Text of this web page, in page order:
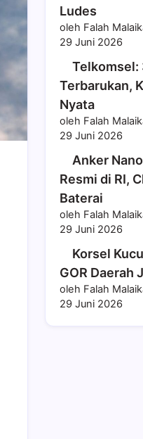
Ludes
oleh Falah
29 Juni 2026
Telkomsel:
Terbarukan,
Nyata
oleh Falah
29 Juni 2026
Anker
Resmi di RI,
Baterai
oleh Falah
29 Juni 2026
Korsel
GOR Daerah
oleh Falah
29 Juni 2026